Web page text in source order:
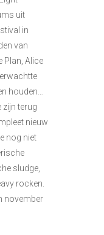
uit
in
van
Plan, Alice
houden…
zijn terug
nieuw
nog niet
sludge,
rocken.
november